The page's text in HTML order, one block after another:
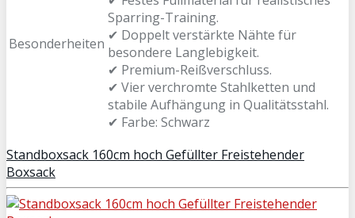
Besonderheiten
Sparring-Training.
✔ Doppelt verstärkte Nähte für
besondere Langlebigkeit.
✔ Premium-Reißverschluss.
✔ Vier verchromte Stahlketten und
stabile Aufhängung in Qualitätsstahl.
✔ Farbe: Schwarz
Standboxsack 160cm hoch Gefüllter Freistehender
Boxsack